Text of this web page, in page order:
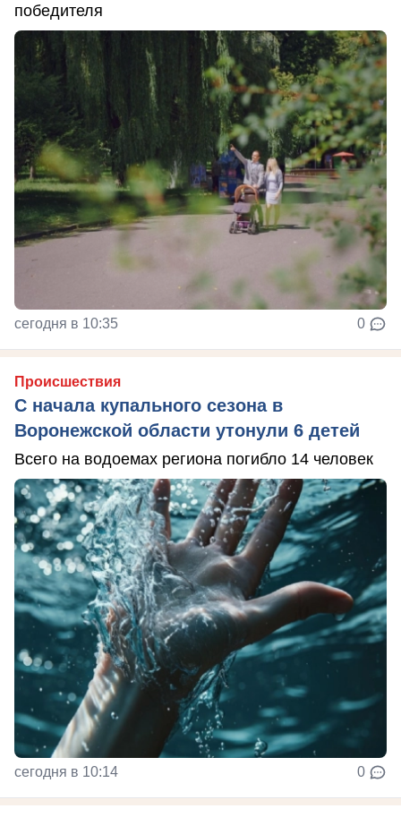
победителя
сегодня в 10:35 0
Происшествия
С начала купального сезона в
Воронежской области утонули 6 детей
Всего на водоемах региона погибло 14 человек
сегодня в 10:14 0